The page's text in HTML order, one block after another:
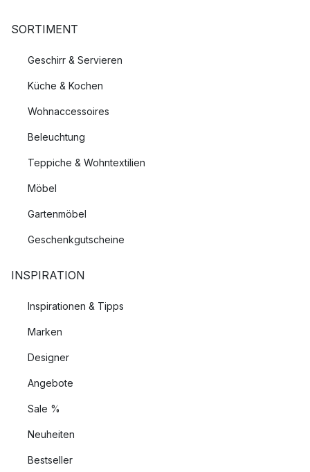
SORTIMENT
Geschirr & Servieren
Küche & Kochen
Wohnaccessoires
Beleuchtung
Teppiche & Wohntextilien
Möbel
Gartenmöbel
Geschenkgutscheine
INSPIRATION
Inspirationen & Tipps
Marken
Designer
Angebote
Sale %
Neuheiten
Bestseller